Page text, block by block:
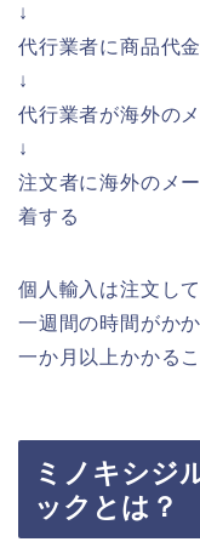
↓
代行業者に商品代
↓
代行業者が海外の
↓
注文者に海外のメ
着する
個人輸入は注文し
一週間の時間がか
一か月以上かかる
ミノキシジ
ックとは？